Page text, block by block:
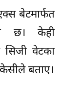
बेटमार्फत
छ। केही
सिजी वेटका
बताए।